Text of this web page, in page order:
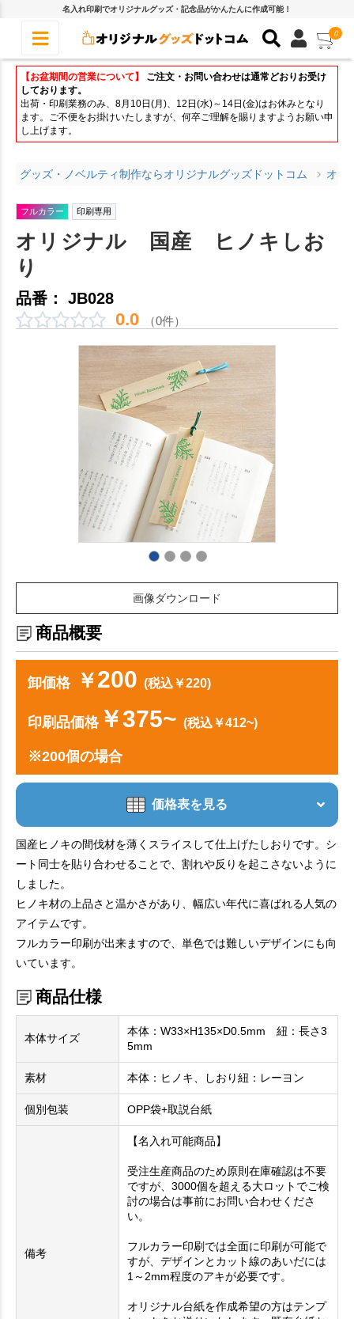
名入れ印刷でオリジナルグッズ・記念品がかんたんに作成可能！
0
【お盆期間の営業について】
ご注文・お問い合わせは通常どおりお受け
しております。
出荷・印刷業務のみ、8月10日(月)、12日(水)～14日(金)はお休みとなり
ます。ご不便をお掛けいたしますが、何卒ご理解を賜りますようお願い申
し上げます。
グッズ・ノベルティ制作ならオリジナルグッズドットコム オリ
フルカラー 印刷専用
オリジナル 国産 ヒノキしお
り
品番： JB028
0.0 （0件）
画像ダウンロード
商品概要
卸価格 ￥200 (税込￥220)
印刷品価格￥375~ (税込￥412~)
※200個の場合
価格表を見る
国産ヒノキの間伐材を薄くスライスして仕上げたしおりです。シ
ート同士を貼り合わせることで、割れや反りを起こさないように
しました。
ヒノキ材の上品さと温かさがあり、幅広い年代に喜ばれる人気の
アイテムです。
フルカラー印刷が出来ますので、単色では難しいデザインにも向
いています。
商品仕様
本体サイズ
本体：W33×H135×D0.5mm 紐：長さ3
5mm
素材 本体：ヒノキ、しおり紐：レーヨン
個別包装 OPP袋+取説台紙
備考
【名入れ可能商品】
受注生産商品のため原則在庫確認は不要
ですが、3000個を超える大ロットでご検
討の場合は事前にお問い合わせくださ
い。
フルカラー印刷では全面に印刷が可能で
すが、デザインとカット線のあいだには
1～2mm程度のアキが必要です。
オリジナル台紙を作成希望の方はテンプ